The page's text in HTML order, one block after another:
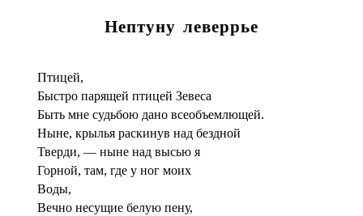
Нептуну леверрье
Птицей,
Быстро парящей птицей Зевеса
Быть мне судьбою дано всеобъемлющей.
Ныне, крылья раскинув над бездной
Тверди, — ныне над высью я
Горной, там, где у ног моих
Воды,
Вечно несущие белую пену,